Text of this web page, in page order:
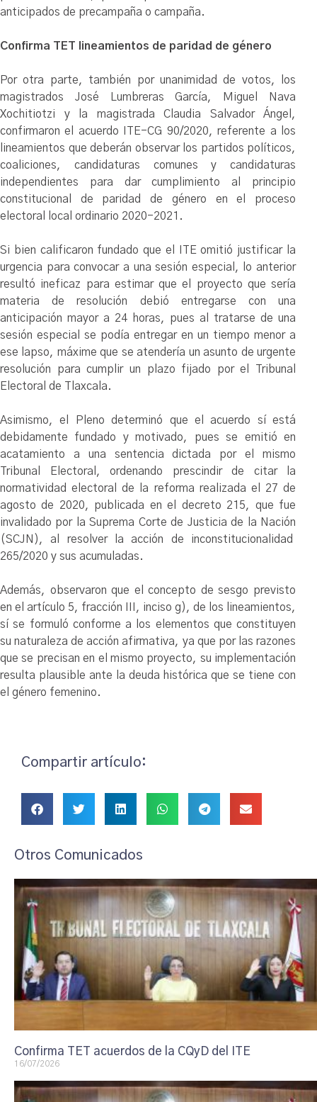
anticipados de precampaña o campaña.
Confirma TET lineamientos de paridad de género
Por otra parte, también por unanimidad de votos, los
magistrados José Lumbreras García, Miguel Nava
Xochitiotzi y la magistrada Claudia Salvador Ángel,
confirmaron el acuerdo ITE-CG 90/2020, referente a los
lineamientos que deberán observar los partidos políticos,
coaliciones, candidaturas comunes y candidaturas
independientes para dar cumplimiento al principio
constitucional de paridad de género en el proceso
electoral local ordinario 2020-2021.
Si bien calificaron fundado que el ITE omitió justificar la
urgencia para convocar a una sesión especial, lo anterior
resultó ineficaz para estimar que el proyecto que sería
materia de resolución debió entregarse con una
anticipación mayor a 24 horas, pues al tratarse de una
sesión especial se podía entregar en un tiempo menor a
ese lapso, máxime que se atendería un asunto de urgente
resolución para cumplir un plazo fijado por el Tribunal
Electoral de Tlaxcala.
Asimismo, el Pleno determinó que el acuerdo sí está
debidamente fundado y motivado, pues se emitió en
acatamiento a una sentencia dictada por el mismo
Tribunal Electoral, ordenando prescindir de citar la
normatividad electoral de la reforma realizada el 27 de
agosto de 2020, publicada en el decreto 215, que fue
invalidado por la Suprema Corte de Justicia de la Nación
(SCJN), al resolver la acción de inconstitucionalidad
265/2020 y sus acumuladas.
Además, observaron que el concepto de sesgo previsto
en el artículo 5, fracción III, inciso g), de los lineamientos,
sí se formuló conforme a los elementos que constituyen
su naturaleza de acción afirmativa, ya que por las razones
que se precisan en el mismo proyecto, su implementación
resulta plausible ante la deuda histórica que se tiene con
el género femenino.
Compartir artículo:
Otros Comunicados
Confirma TET acuerdos de la CQyD del ITE
16/07/2026